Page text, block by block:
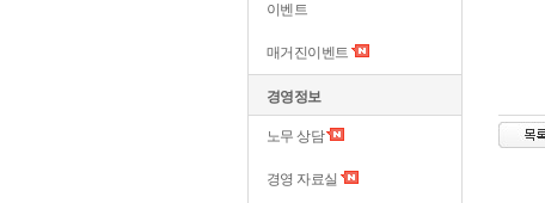
이벤트
매거진이벤트
경영정보
노무 상담
경영 자료실